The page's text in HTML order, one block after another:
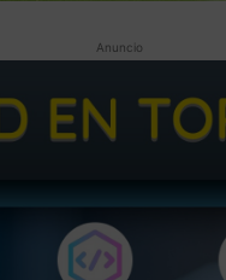
Anuncio